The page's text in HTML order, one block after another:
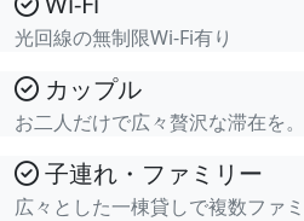
光回線の無制限Wi-Fi有り
カップル
お二人だけで広々贅沢な滞在を。
子連れ・ファミリー
広々とした一棟貸しで複数ファ